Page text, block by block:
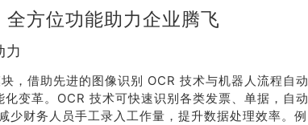
方位功能助力企业腾飞
力
，借助先进的图像识别 OCR 技术与机器人流程自动
变革。OCR 技术可快速识别各类发票、单据，自动
少财务人员手工录入工作量，提升数据处理效率。例